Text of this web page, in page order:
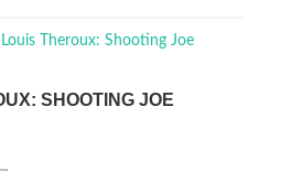
SHOOTING JOE